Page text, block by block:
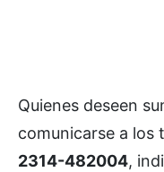
Quienes deseen
comunicarse a los
2314-482004,